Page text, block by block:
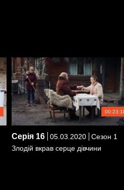
Серія 16 05.03.2020
Сезон 1
Злодій вкрав серце дівчини